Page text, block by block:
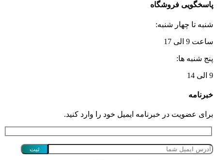
پاسخگویی فروشگاه
شنبه تا چهار شنبه:
ساعت 9 الی 17
پنج شنبه ها:
9 الی 14
خبرنامه
برای عضویت در خبرنامه ایمیل خود را وارد کنید.